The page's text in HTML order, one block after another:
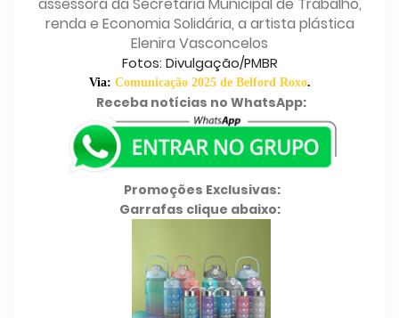
assessora da Secretaria Municipal de Trabalho,
renda e Economia Solidária, a artista plástica
Elenira Vasconcelos
Fotos: Divulgação/PMBR
Via: Comunicação 2025 de Belford Roxo.
Receba notícias no WhatsApp:
Promoções Exclusivas:
Garrafas clique abaixo: